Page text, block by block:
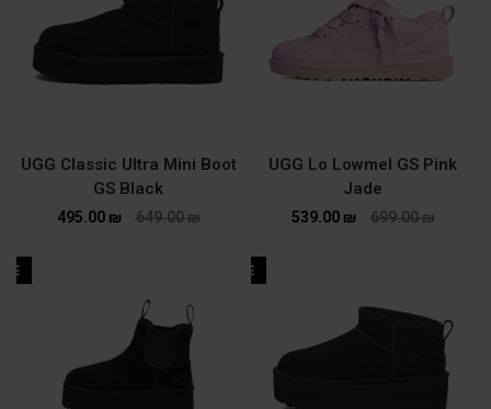
UGG Lo Lowmel GS Pink
Jade
699.00₪
539.00 ₪
UGG Classic Ultra Mini Boot
GS Black
649.00₪
495.00 ₪
SALE